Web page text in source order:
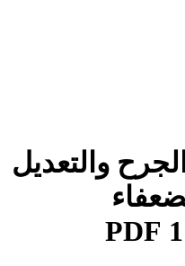
والتعديل